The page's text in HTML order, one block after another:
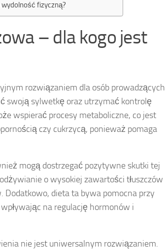
wydolność fizyczną?
– dla kogo jest
rozwiązaniem dla osób prowadzących
swoją sylwetkę oraz utrzymać kontrolę
wspierać procesy metaboliczne, co jest
czy cukrzycą, ponieważ pomaga
mogą dostrzegać pozytywne skutki tej
o wysokiej zawartości tłuszczów
dieta ta bywa pomocna przy
na regulację hormonów i
nie jest uniwersalnym rozwiązaniem.